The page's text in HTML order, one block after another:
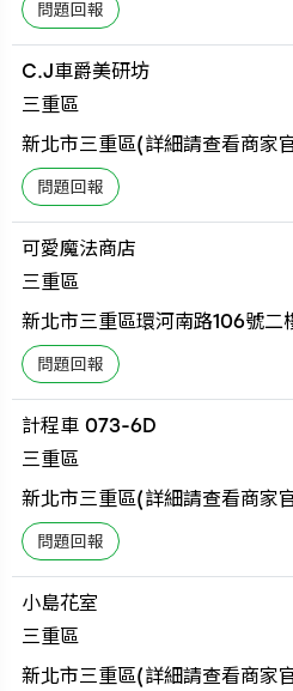
C.J車爵美研坊
三重區
新北市三重區(詳細請查看商家
可愛魔法商店
三重區
新北市三重區環河南路106號二
計程車 073-6D
三重區
新北市三重區(詳細請查看商家
小島花室
三重區
新北市三重區(詳細請查看商家